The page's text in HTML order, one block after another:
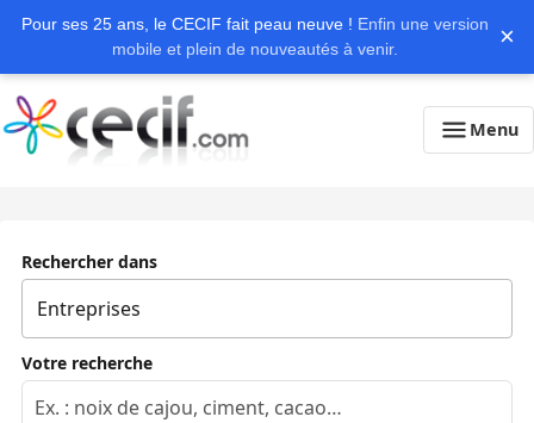
Pour ses 25 ans, le CECIF fait peau neuve ! Enfin une version
mobile et plein de nouveautés à venir.
×
Menu
Rechercher dans
Votre recherche